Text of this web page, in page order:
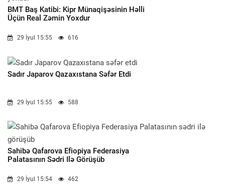
BMT Baş Katibi: Kipr Münaqişəsinin Həlli
Üçün Real Zəmin Yoxdur
29 İyul 15:55 616
Sadır Japarov Qazaxıstana Səfər Etdi
29 İyul 15:55 588
Sahibə Qafarova Efiopiya Federasiya
Palatasının Sədri Ilə Görüşüb
29 İyul 15:54 462